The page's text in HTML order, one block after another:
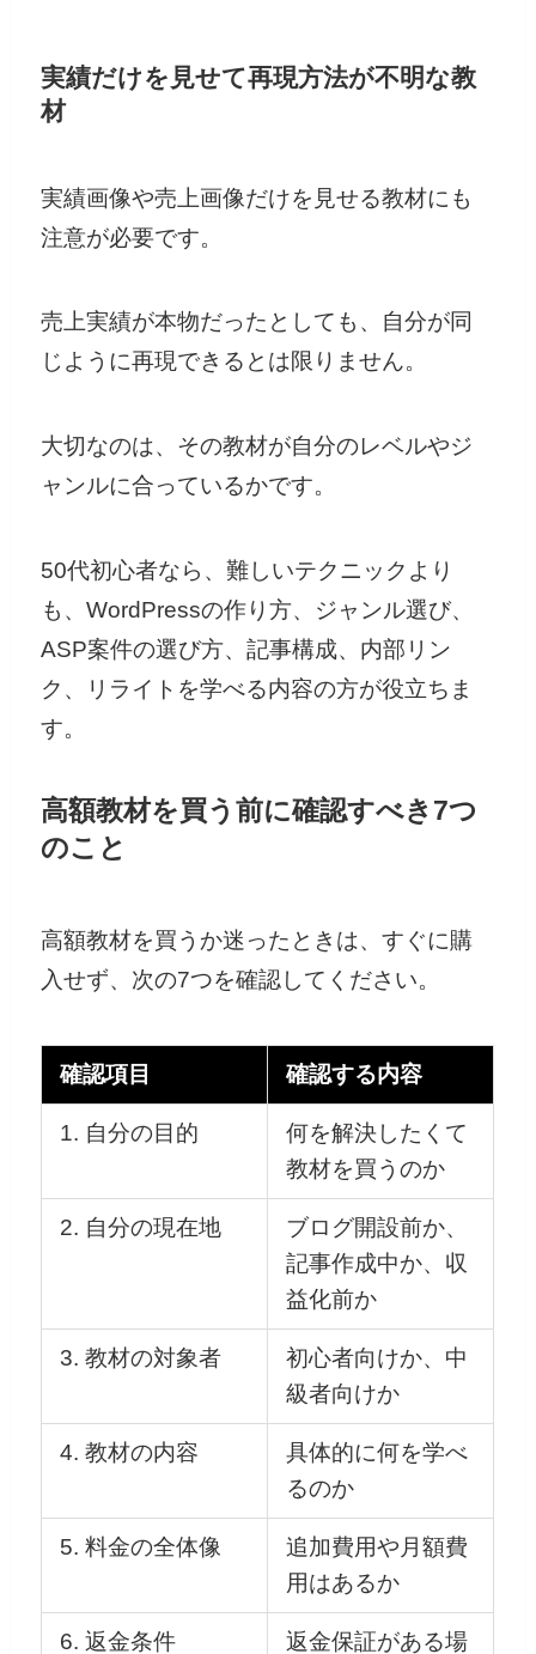
実績だけを見せて再現方法が不明な教
材
実績画像や売上画像だけを見せる教材にも
注意が必要です。
売上実績が本物だったとしても、自分が同
じように再現できるとは限りません。
大切なのは、その教材が自分のレベルやジ
ャンルに合っているかです。
50代初心者なら、難しいテクニックより
も、WordPressの作り方、ジャンル選び、
ASP案件の選び方、記事構成、内部リン
ク、リライトを学べる内容の方が役立ちま
す。
高額教材を買う前に確認すべき7つ
のこと
高額教材を買うか迷ったときは、すぐに購
入せず、次の7つを確認してください。
確認項目 確認する内容
1. 自分の目的
何を解決したくて
教材を買うのか
2. 自分の現在地
ブログ開設前か、
記事作成中か、収
益化前か
3. 教材の対象者
初心者向けか、中
級者向けか
4. 教材の内容
具体的に何を学べ
るのか
5. 料金の全体像
追加費用や月額費
用はあるか
6. 返金条件 返金保証がある場